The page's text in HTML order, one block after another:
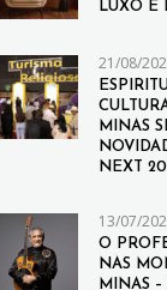
LUXO E
21/08/
MINAS
NEXT
13/07/
O
NAS
MINAS